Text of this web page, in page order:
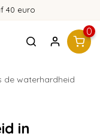
40 euro
0
de waterhardheid
in